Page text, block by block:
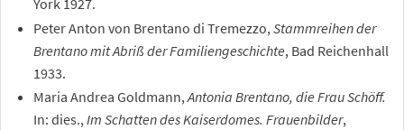
York 1927.
Peter Anton von Brentano di Tremezzo, Stammreihen der
Brentano mit Abriß der Familiengeschichte, Bad Reichenhall
1933.
Maria Andrea Goldmann,Antonia Brentano, die Frau Schöff.
In: dies.,Im Schatten des Kaiserdomes. Frauenbilder,